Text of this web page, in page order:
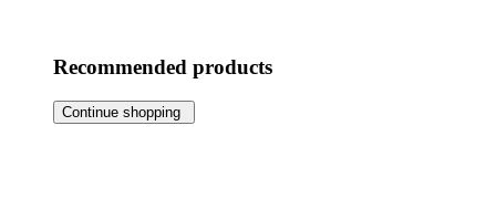
Recommended products
Continue shopping